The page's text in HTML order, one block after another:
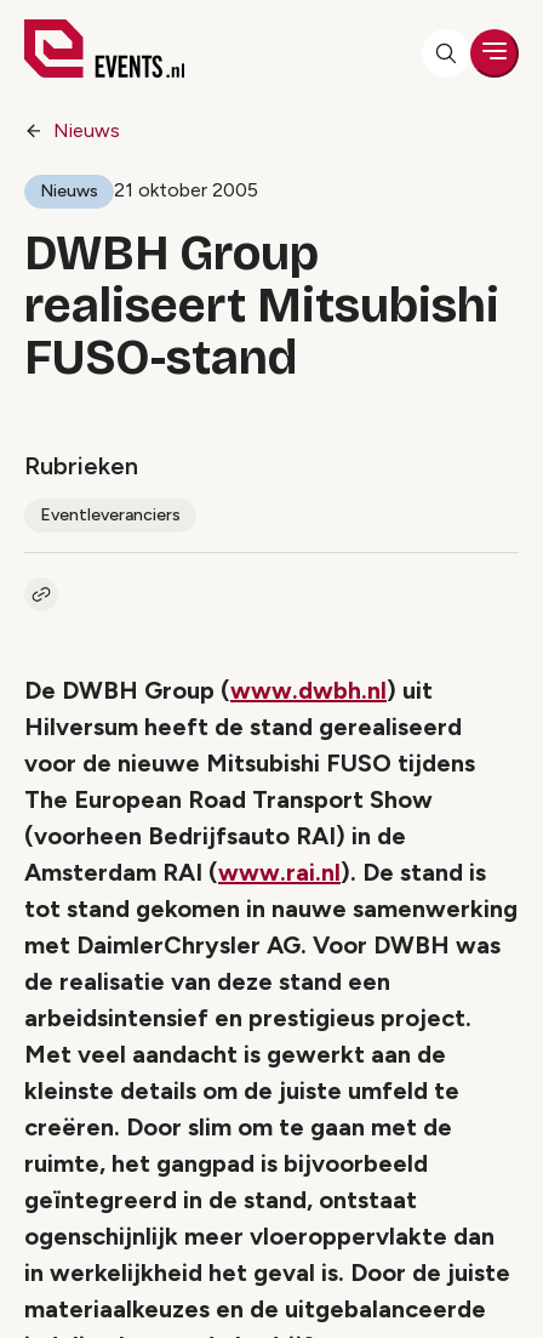
Nieuws
Nieuws 21 oktober 2005
DWBH Group
realiseert Mitsubishi
FUSO-stand
Rubrieken
Eventleveranciers
Kopieer link naar artikel
De DWBH Group (www.dwbh.nl) uit
Hilversum heeft de stand gerealiseerd
voor de nieuwe Mitsubishi FUSO tijdens
The European Road Transport Show
(voorheen Bedrijfsauto RAI) in de
Amsterdam RAI (www.rai.nl). De stand is
tot stand gekomen in nauwe samenwerking
met DaimlerChrysler AG. Voor DWBH was
de realisatie van deze stand een
arbeidsintensief en prestigieus project.
Met veel aandacht is gewerkt aan de
kleinste details om de juiste umfeld te
creëren. Door slim om te gaan met de
ruimte, het gangpad is bijvoorbeeld
geïntegreerd in de stand, ontstaat
ogenschijnlijk meer vloeroppervlakte dan
in werkelijkheid het geval is. Door de juiste
materiaalkeuzes en de uitgebalanceerde